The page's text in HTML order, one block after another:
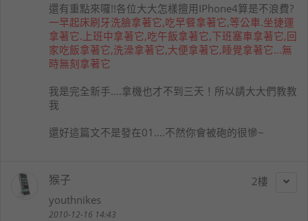
還有重點來囉!!各位大大怎樣擅用IPhone4算是不浪費?
一早起床刷牙洗臉拿著它,吃早餐拿著它,等公車.坐捷運
拿著它.上班中拿著它,吃午飯拿著它,下班塞車拿著它,回
家吃飯拿著它,洗澡拿著它,大便拿著它,睡覺拿著它...無
時無刻拿著它
我是完全新手....拿機也才不到三天！所以請大大們教教
我
還好這篇文不是發在01....不然你會被砲的很慘~
2
猴子
youthnikes
2010-12-16 14:43